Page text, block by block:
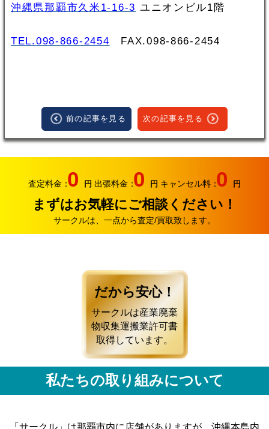
沖縄県那覇市久米1-16-3 ユニオンビル1階
TEL.098-866-2454 FAX.098‐866‐2454
前の記事を見る 次の記事を見る
査定料金：0 円 出張料金：0 円 キャンセル料：0 円
まずはお気軽にご相談ください！
サークルは、一点から査定/買取致します。
だから安心！
サークルは産業廃棄
物収集運搬業許可書
取得しています。
私たちの取り組みについて
「サークル」は那覇市内に店舗がありますが、沖縄本島内